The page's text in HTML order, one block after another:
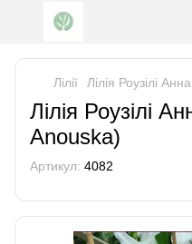
Лілії Лілія Роузілі
Лілія Роузілі
Anouska)
Артикул: 4082